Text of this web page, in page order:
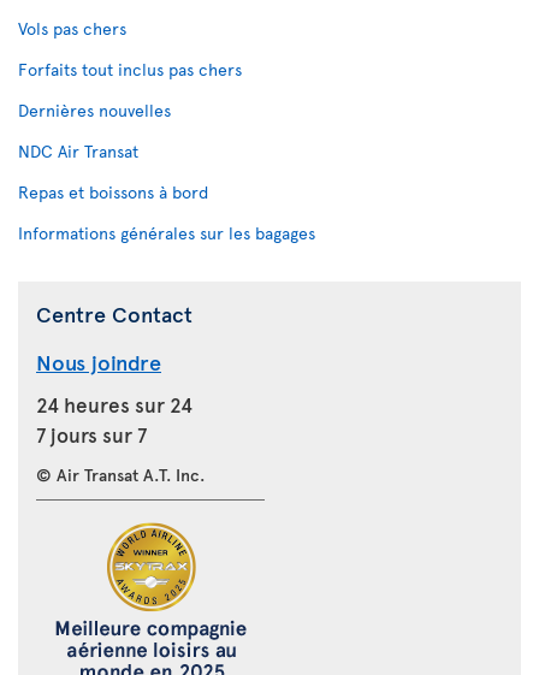
Vols pas chers
Forfaits tout inclus pas chers
Dernières nouvelles
NDC Air Transat
Repas et boissons à bord
Informations générales sur les bagages
Centre Contact
Nous joindre
24 heures sur 24
7 jours sur 7
© Air Transat A.T. Inc.